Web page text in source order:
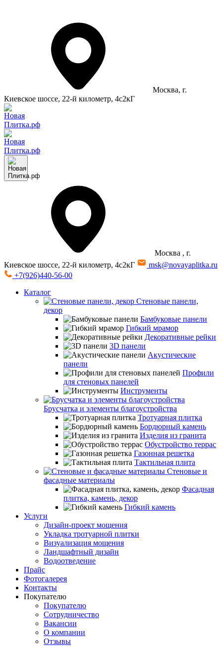
Москва, г.
Киевское шоссе, 22-й километр, 4с2кГ
Москва , г.
Киевское шоссе, 22-й километр, 4с2кГ
msk@novayaplitka.ru
+7(926)440-56-00
Каталог
Стеновые панели,
декор
Бамбуковые панели
Гибкий мрамор
Декоративные рейки
3D панели
Акустические
панели
Профили
для стеновых панелей
Инструменты
Брусчатка и элементы благоустройства
Тротуарная плитка
Бордюрный камень
Изделия из гранита
Обустройство террас
Газонная решетка
Тактильная плита
Стеновые и
фасадные материалы
Фасадная
плитка, камень, декор
Гибкий камень
Услуги
Дизайн-проект мощения
Укладка тротуарной плитки
Визуализация мощения
Ландшафтный дизайн
Водоотведение
Прайс
Фотогалерея
Контакты
Покупателю
Покупателю
Сотрудничество
Вакансии
О компании
Отзывы